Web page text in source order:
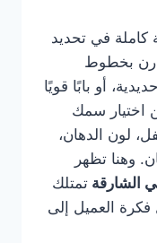
كاملة في تحديد
بخطوط
أو بابًا قويًا
اختيار سمك
لون الدهان،
وهنا تظهر
الشارقة تمتلك
العميل إلى